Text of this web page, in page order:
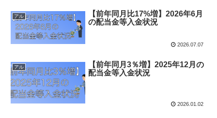
アル
【前年同月比17%増】2026年6月
の配当金等入金状況
2026.07.07
アル
【前年同月3％増】2025年12月の
配当金等入金状況
2026.01.02